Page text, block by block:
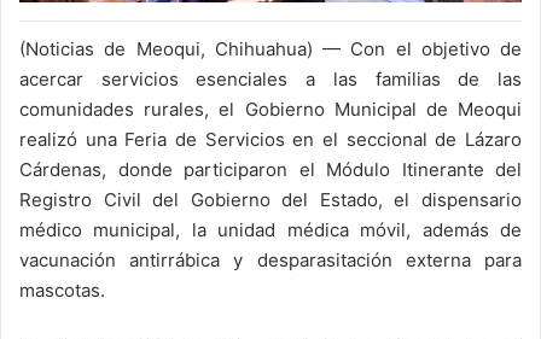
(Noticias de Meoqui, Chihuahua) — Con el objetivo de
acercar servicios esenciales a las familias de las
comunidades rurales, el Gobierno Municipal de Meoqui
realizó una Feria de Servicios en el seccional de Lázaro
Cárdenas, donde participaron el Módulo Itinerante del
Registro Civil del Gobierno del Estado, el dispensario
médico municipal, la unidad médica móvil, además de
vacunación antirrábica y desparasitación externa para
mascotas.